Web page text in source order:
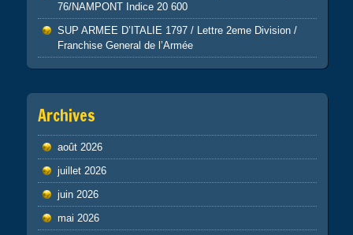
76/NAMPONT Indice 20 600
SUP ARMEE D’ITALIE 1797 / Lettre 2eme Division /
Franchise General de l’Armée
Archives
août 2026
juillet 2026
juin 2026
mai 2026